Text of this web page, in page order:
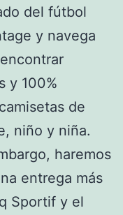
del fútbol
y navega
y 100%
de
niño y niña.
haremos
entrega más
Sportif y el